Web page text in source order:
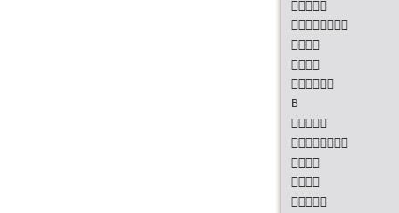





В




